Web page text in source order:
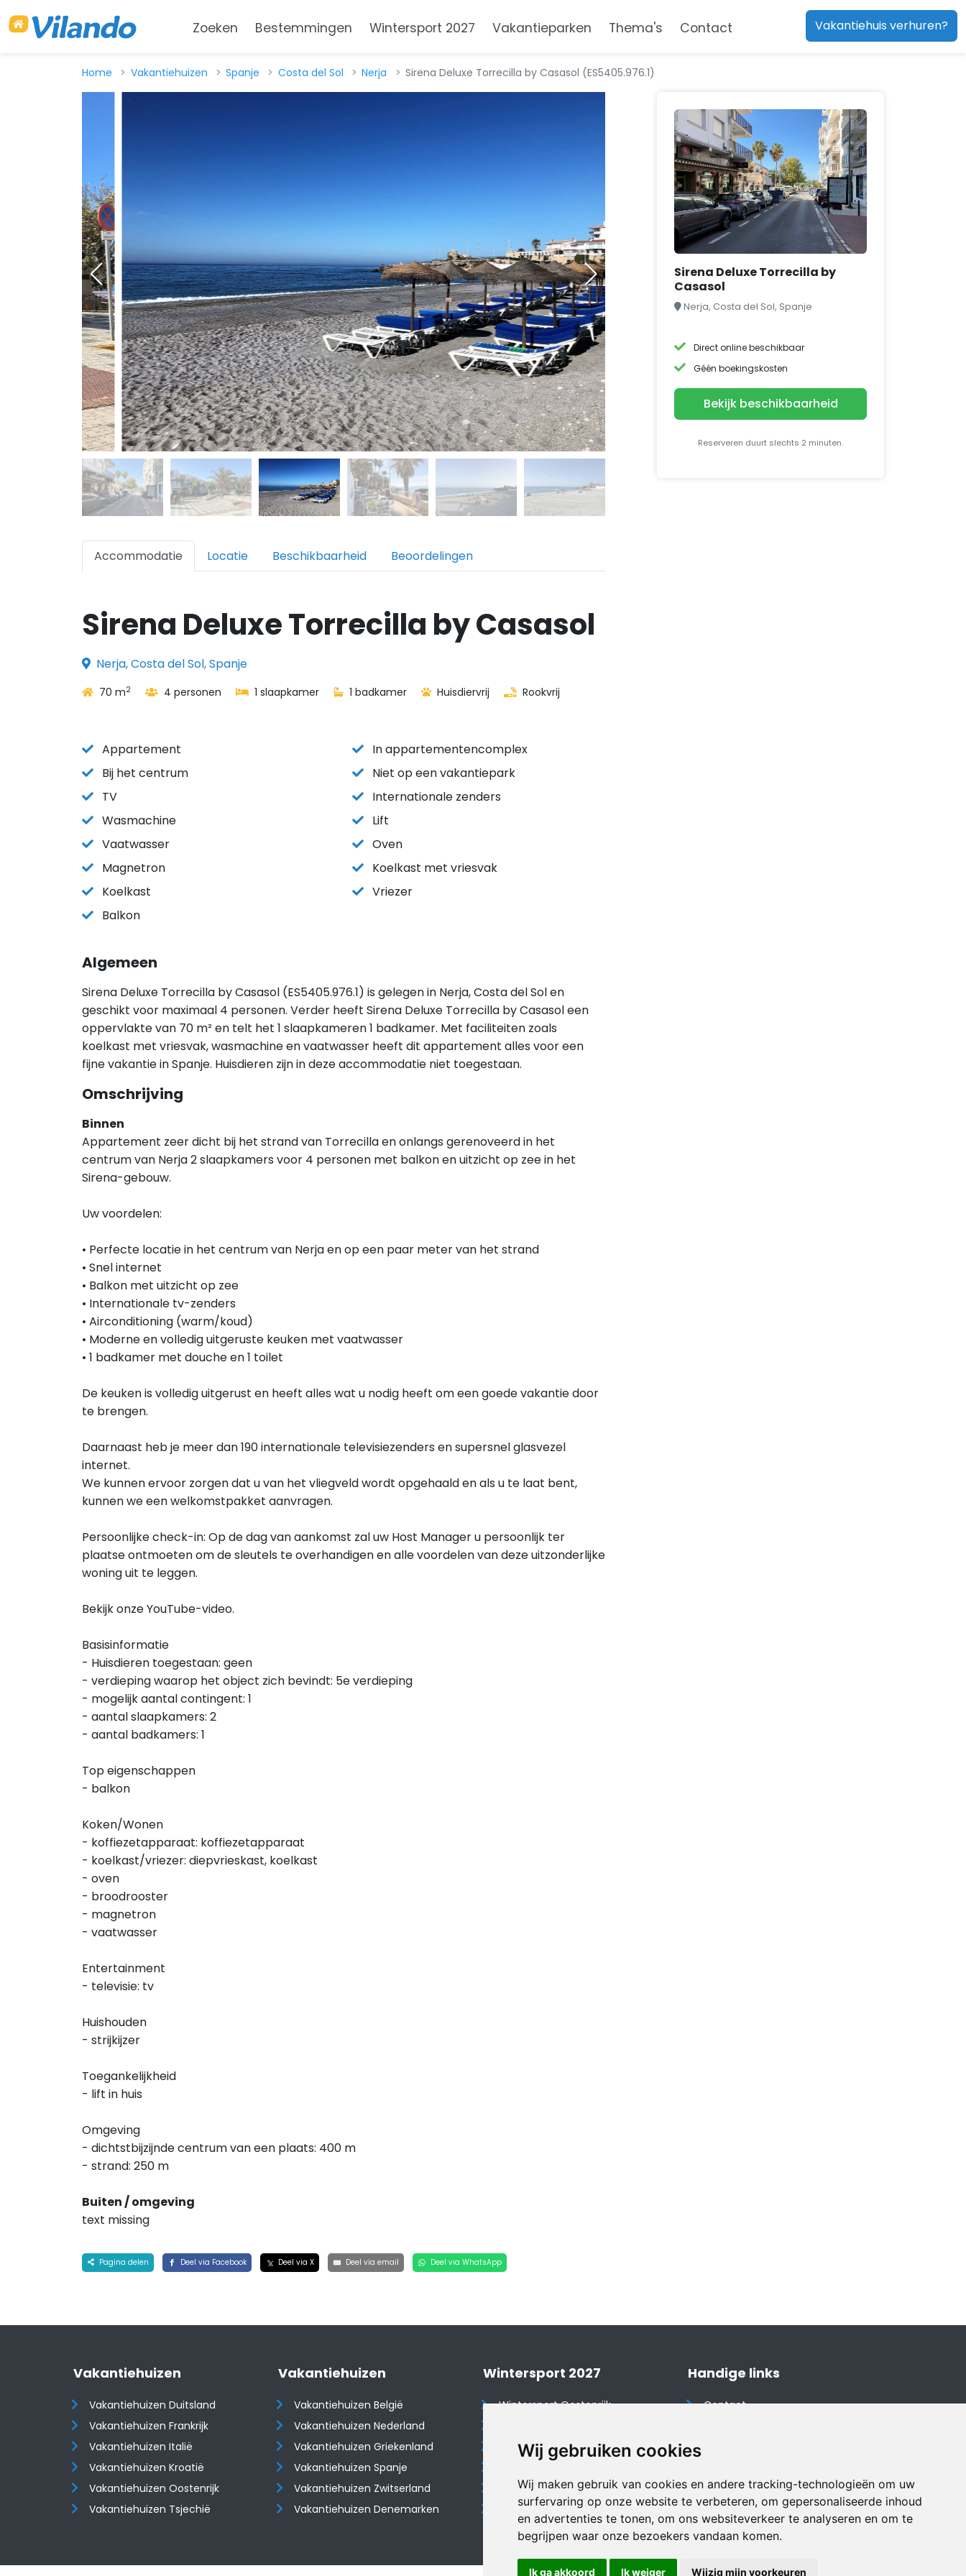
Wij gebruiken cookies
Wij maken gebruik van cookies en andere tracking-technologieën om uw
surfervaring op onze website te verbeteren, om gepersonaliseerde inhoud
en advertenties te tonen, om ons websiteverkeer te analyseren en om te
begrijpen waar onze bezoekers vandaan komen.
Ik ga akkoord Ik weiger Wijzig mijn voorkeuren
Zoeken Bestemmingen Wintersport 2027 Vakantieparken Thema's Contact Vakantiehuis verhuren?
Home Vakantiehuizen Spanje Costa del Sol Nerja Sirena Deluxe Torrecilla by Casasol (ES5405.976.1)
Accommodatie Locatie Beschikbaarheid Beoordelingen
Sirena Deluxe Torrecilla by Casasol
Nerja, Costa del Sol, Spanje
70 m2 4 personen 1 slaapkamer 1 badkamer Huisdiervrij Rookvrij
Appartement
In appartementencomplex
Bij het centrum
Niet op een vakantiepark
TV
Internationale zenders
Wasmachine
Lift
Vaatwasser
Oven
Magnetron
Koelkast met vriesvak
Koelkast
Vriezer
Balkon
Algemeen
Sirena Deluxe Torrecilla by Casasol (ES5405.976.1) is gelegen in Nerja, Costa del Sol en
geschikt voor maximaal 4 personen. Verder heeft Sirena Deluxe Torrecilla by Casasol een
oppervlakte van 70 m² en telt het 1 slaapkameren 1 badkamer. Met faciliteiten zoals
koelkast met vriesvak, wasmachine en vaatwasser heeft dit appartement alles voor een
fijne vakantie in Spanje. Huisdieren zijn in deze accommodatie niet toegestaan.
Omschrijving
Binnen
Appartement zeer dicht bij het strand van Torrecilla en onlangs gerenoveerd in het
centrum van Nerja 2 slaapkamers voor 4 personen met balkon en uitzicht op zee in het
Sirena-gebouw.
Uw voordelen:
• Perfecte locatie in het centrum van Nerja en op een paar meter van het strand
• Snel internet
• Balkon met uitzicht op zee
• Internationale tv-zenders
• Airconditioning (warm/koud)
• Moderne en volledig uitgeruste keuken met vaatwasser
• 1 badkamer met douche en 1 toilet
De keuken is volledig uitgerust en heeft alles wat u nodig heeft om een ​​goede vakantie door
te brengen.
Daarnaast heb je meer dan 190 internationale televisiezenders en supersnel glasvezel
internet.
We kunnen ervoor zorgen dat u van het vliegveld wordt opgehaald en als u te laat bent,
kunnen we een welkomstpakket aanvragen.
Persoonlijke check-in: Op de dag van aankomst zal uw Host Manager u persoonlijk ter
plaatse ontmoeten om de sleutels te overhandigen en alle voordelen van deze uitzonderlijke
woning uit te leggen.
Bekijk onze YouTube-video.
Basisinformatie
- Huisdieren toegestaan: geen
- verdieping waarop het object zich bevindt: 5e verdieping
- mogelijk aantal contingent: 1
- aantal slaapkamers: 2
- aantal badkamers: 1
Top eigenschappen
- balkon
Koken/Wonen
- koffiezetapparaat: koffiezetapparaat
- koelkast/vriezer: diepvrieskast, koelkast
- oven
- broodrooster
- magnetron
- vaatwasser
Entertainment
- televisie: tv
Huishouden
- strijkijzer
Toegankelijkheid
- lift in huis
Omgeving
- dichtstbijzijnde centrum van een plaats: 400 m
- strand: 250 m
Buiten / omgeving
text missing
Pagina delen Deel via Facebook Deel via X Deel via email Deel via WhatsApp
Sirena Deluxe Torrecilla by
Casasol
Nerja, Costa del Sol, Spanje
Direct online beschikbaar
Géén boekingskosten
Bekijk beschikbaarheid
Reserveren duurt slechts 2 minuten.
Vakantiehuizen
Vakantiehuizen Duitsland
Vakantiehuizen Frankrijk
Vakantiehuizen Italië
Vakantiehuizen Kroatië
​​​​​​​Vakantiehuizen Oostenrijk
Vakantiehuizen Tsjechië
Vakantiehuizen
Vakantiehuizen België
Vakantiehuizen Nederland
Vakantiehuizen Griekenland
Vakantiehuizen Spanje
​​​​​​​Vakantiehuizen Zwitserland
Vakantiehuizen Denemarken
Wintersport 2027
Wintersport Oostenrijk
Wintersport Tsjechië
Wintersport Duitsland
Wintersport Italië
Handige links
Contact
Disclaimer
Vakantiehuis website